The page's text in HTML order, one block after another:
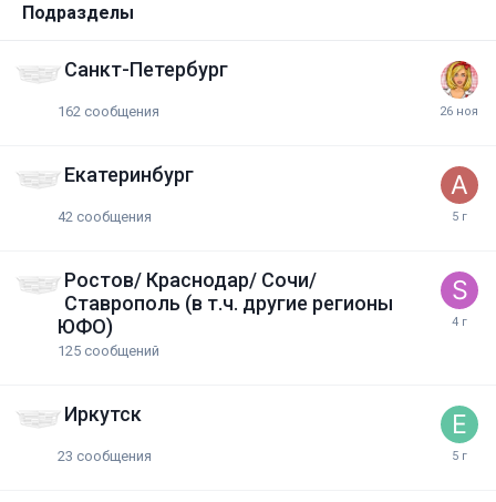
Подразделы
Санкт-Петербург
162 сообщения
Екатеринбург
42 сообщения
Ростов/ Краснодар/ Сочи/
Ставрополь (в т.ч. другие регионы
ЮФО)
125 сообщений
Иркутск
23 сообщения